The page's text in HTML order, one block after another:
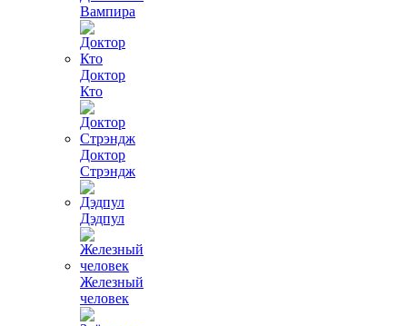
Вампира
Доктор
Кто
Доктор
Стрэндж
Дэдпул
Железный
человек